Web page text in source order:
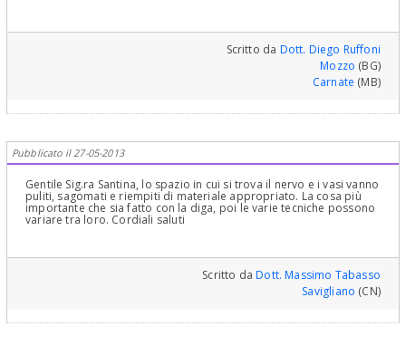
Scritto da Dott. Diego Ruffoni
Mozzo (BG)
Carnate (MB)
Pubblicato il 27-05-2013
Gentile Sig.ra Santina, lo spazio in cui si trova il nervo e i vasi vanno
puliti, sagomati e riempiti di materiale appropriato. La cosa più
importante che sia fatto con la diga, poi le varie tecniche possono
variare tra loro. Cordiali saluti
Scritto daDott. Massimo Tabasso
Savigliano (CN)